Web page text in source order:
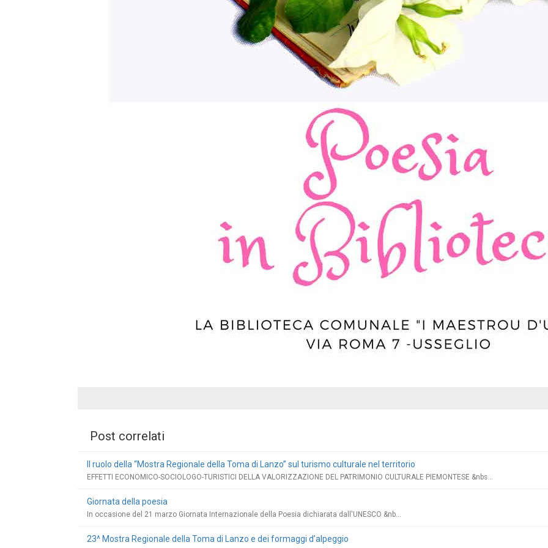
Post correlati
Il ruolo della “Mostra Regionale della Toma di Lanzo” sul turismo culturale nel territorio
EFFETTI ECONOMICO-SOCIOLOGO-TURISTICI DELLA VALORIZZAZIONE DEL PATRIMONIO CULTURALE PIEMONTESE &nbs...
Giornata della poesia
In occasione del 21 marzo Giornata Internazionale della Poesia dichiarata dall'UNESCO &nb...
23^ Mostra Regionale della Toma di Lanzo e dei formaggi d’alpeggio